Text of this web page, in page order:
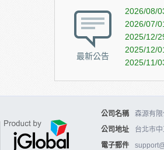
最新公告
2026/08/
2026/07/
2025/12/
2025/12/
2025/11/
公司名稱
森源有
公司地址
台北市
電子郵件